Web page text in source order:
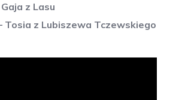
z Lasu
Tosia z Lubiszewa Tczewskiego